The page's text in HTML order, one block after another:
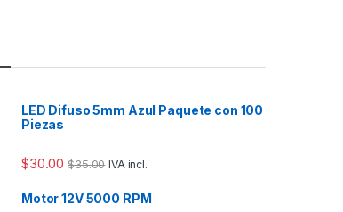
LED Difuso 5mm Azul Paquete con 100
Piezas
$30.00 $35.00 IVA incl.
Motor 12V 5000 RPM